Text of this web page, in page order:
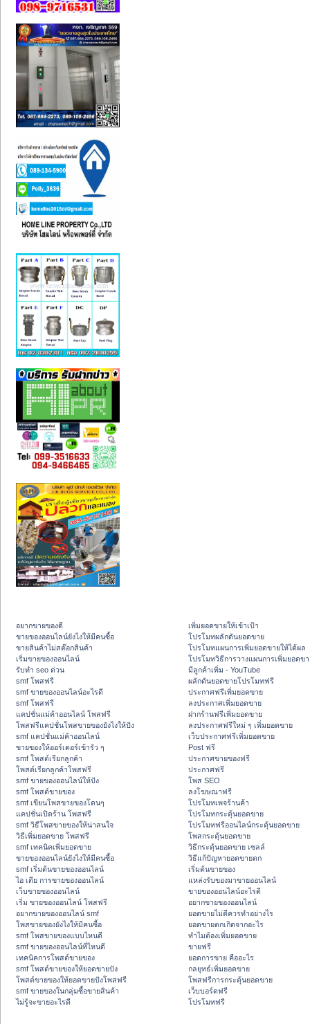
อยากขายของดี
ขายของออนไลน์ยังไงให้มีคนซื้อ
ขายสินค้าไม่สต๊อกสินค้า
เริ่มขายของออนไลน์
รับทำ seo ด่วน
smf โพสฟรี
smf ขายของออนไลน์อะไรดี
smf โพสฟรี
แคปชั่นแม่ค้าออนไลน์ โพสฟรี
โพสฟรีแคปชั่นโพสขายของยังไงให้ปัง
smf แคปชั่นแม่ค้าออนไลน์
ขายของให้ออร์เดอร์เข้ารัว ๆ
smf โพสต์เรียกลูกค้า
โพสต์เรียกลูกค้าโพสฟรี
smf ขายของออนไลน์ให้ปัง
smf โพสต์ขายของ
smf เขียนโพสขายของโดนๆ
แคปชั่นเปิดร้าน โพสฟรี
smf วิธีโพสขายของให้น่าสนใจ
วิธีเพิ่มยอดขาย โพสฟรี
smf เทคนิคเพิ่มยอดขาย
ขายของออนไลน์ยังไงให้มีคนซื้อ
smf เริ่มต้นขายของออนไลน์
ไอ เดีย การขายของออนไลน์
เว็บขายของออนไลน์
เริ่ม ขายของออนไลน์ โพสฟรี
อยากขายของออนไลน์ smf
โพสขายของยังไงให้มีคนซื้อ
smf โพสขายของแบบไหนดี
smf ขายของออนไลน์ที่ไหนดี
เทคนิคการโพสต์ขายของ
smf โพสต์ขายของให้ยอดขายปัง
โพสต์ขายของให้ยอดขายปังโพสฟรี
smf ขายของในกลุ่มซื้อขายสินค้า
ไม่รู้จะขายอะไรดี
เพิ่มยอดขายให้เข้าเป้า
โปรโมทผลักดันยอดขาย
โปรโมทแผนการเพิ่มยอดขายให้ได้ผล
โปรโมทวิธีการวางแผนการเพิ่มยอดข
มีลูกค้าเพิ่ม - YouTube
ผลักดันยอดขายโปรโมทฟรี
ประกาศฟรีเพิ่มยอดขาย
ลงประกาศเพิ่มยอดขาย
ฝากร้านฟรีเพิ่มยอดขาย
ลงประกาศฟรีใหม่ ๆ เพิ่มยอดขาย
เว็บประกาศฟรีเพิ่มยอดขาย
Post ฟรี
ประกาศขายของฟรี
ประกาศฟรี
โพส SEO
ลงโฆษณาฟรี
โปรโมทเพจร้านค้า
โปรโมทกระตุ้นยอดขาย
โปรโมทฟรีออนไลน์กระตุ้นยอดขาย
โพสกระตุ้นยอดขาย
วิธีกระตุ้นยอดขาย เซลล์
วิธีแก้ปัญหายอดขายตก
เริ่มต้นขายของ
แหล่งรับของมาขายออนไลน์
ขายของออนไลน์อะไรดี
อยากขายของออนไลน์
ยอดขายไม่ดีควรทำอย่างไร
ยอดขายตกเกิดจากอะไร
ทำไมต้องเพิ่มยอดขาย
ขายฟรี
ยอดการขาย คืออะไร
กลยุทธ์เพิ่มยอดขาย
โพสฟรีการกระตุ้นยอดขาย
เว็บบอร์ดฟรี
โปรโมทฟรี